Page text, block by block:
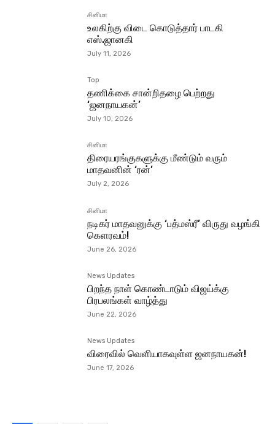
சினிமா
உலகிற்கு விடை கொடுத்தார் பாடகி
எஸ்.ஜானகி
July 11, 2026
Top
தணிக்கை சான்றிதழை பெற்றது
‘ஜனநாயகன்’
July 10, 2026
சினிமா
திரையரங்குகளுக்கு மீண்டும் வரும்
மாதவனின் ‘ரன்’
July 2, 2026
சினிமா
நடிகர் மாதவனுக்கு ‘பத்மஸ்ரீ’ விருது வழங்கி
கெளரவம்!
June 26, 2026
News Updates
பிறந்த நாள் கொண்டாடும் விஜய்க்கு
பிரபலங்கள் வாழ்த்து
June 22, 2026
News Updates
விரைவில் வெளியாகவுள்ள ஜனநாயகன்!
June 17, 2026